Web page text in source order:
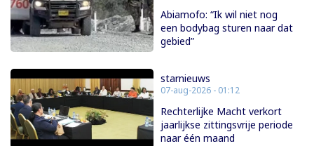
Abiamofo: “Ik wil niet nog
een bodybag sturen naar dat
gebied”
starnieuws
07-aug-2026 - 01:12
Rechterlijke Macht verkort
jaarlijkse zittingsvrije periode
naar één maand